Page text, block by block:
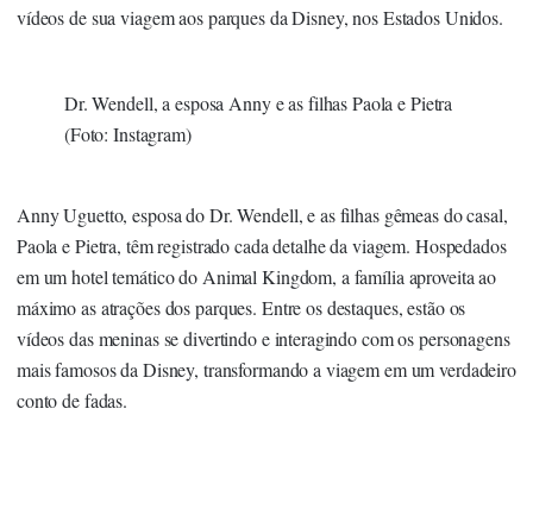
vídeos de sua viagem aos parques da Disney, nos Estados Unidos.
Dr. Wendell, a esposa Anny e as filhas Paola e Pietra
(Foto: Instagram)
Anny Uguetto, esposa do Dr. Wendell, e as filhas gêmeas do casal,
Paola e Pietra, têm registrado cada detalhe da viagem. Hospedados
em um hotel temático do Animal Kingdom, a família aproveita ao
máximo as atrações dos parques. Entre os destaques, estão os
vídeos das meninas se divertindo e interagindo com os personagens
mais famosos da Disney, transformando a viagem em um verdadeiro
conto de fadas.